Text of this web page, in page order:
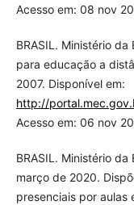
Acesso em: 08 nov
BRASIL. Ministério
para educação a
2007. Disponível em:
http://
Acesso em: 06 nov
BRASIL. Ministério
março de 2020.
presenciais por aulas